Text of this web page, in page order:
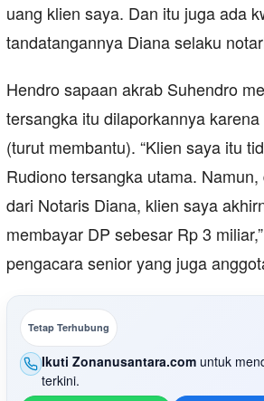
uang klien saya. Dan itu juga ada
tandatangannya Diana selaku
Hendro sapaan akrab Suhendro
tersangka itu dilaporkannya
(turut membantu). “Klien saya itu
Rudiono tersangka utama.
dari Notaris Diana, klien saya
membayar DP sebesar Rp 3
pengacara senior yang juga
Tetap Terhubung
Ikuti Zonanusantara.com untuk
terkini.